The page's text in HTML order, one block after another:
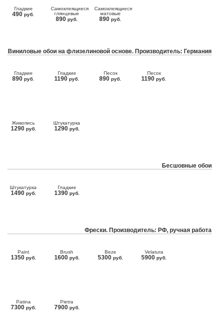
Гладкие
490 руб.
Самоклеящиеся
глянцевые
890 руб.
Самоклеящиеся
матовые
890 руб.
Виниловые обои на флизелиновой основе. Производитель: Германия
Гладкие
890 руб.
Гладкие
1190 руб.
Песок
890 руб.
Песок
1190 руб.
Живопись
1290 руб.
Штукатурка
1290 руб.
Бесшовные обои
Штукатурка
1490 руб.
Гладкие
1390 руб.
Фрески. Производитель: РФ, ручная работа
Paint
1350 руб.
Brush
1600 руб.
Beze
5300 руб.
Velatura
5900 руб.
Patina
7300 руб.
Pietra
7900 руб.